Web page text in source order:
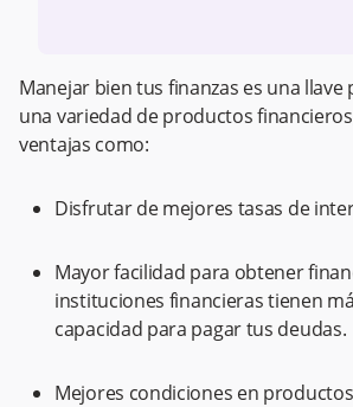
Manejar bien tus finanzas es una
una variedad de productos
ventajas como:
Disfrutar de mejores tasas de
Mayor facilidad para obtener
instituciones financieras tienen
capacidad para pagar tus deudas.
Mejores condiciones en